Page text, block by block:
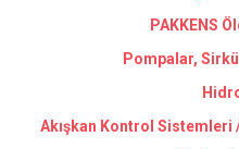
PAKKENS
Pompalar,
Akışkan Kontrol Sistemleri